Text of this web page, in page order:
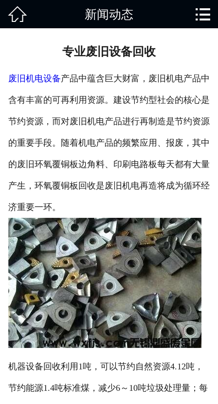
废旧知识
在线留言
 新闻动态 
专业废旧设备回收
废旧机电设备产品中蕴含巨大财富，废旧机电产品中
含有丰富的可再利用资源。建设节约型社会的核心是
节约资源，而对废旧机电产品进行再制造是节约资源
的重要手段。随着机电产品的频繁应用、报废，其中
的废旧环氧覆铜板边角料、印刷电路板每天都有大量
产生，环氧覆铜板回收是废旧机电再造将成为循环经
济重要一环。
机器设备回收利用1吨，可以节约自然资源4.12吨，
节约能源1.4吨标准煤，减少6～10吨垃圾处理量；每